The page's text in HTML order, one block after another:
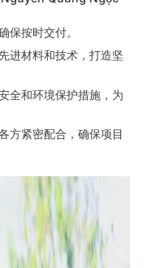
保按时交付。
进材料和技术，打造坚
全和环境保护措施，为
方紧密配合，确保项目